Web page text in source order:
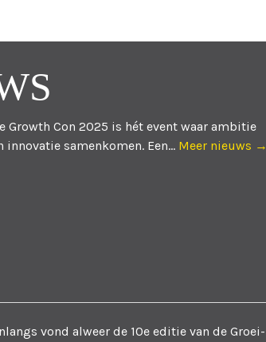
Growth Con 2025 is hét event waar ambitie
innovatie samenkomen. Een... Meer nieuws →
vond alweer de 10e editie van de Groei-